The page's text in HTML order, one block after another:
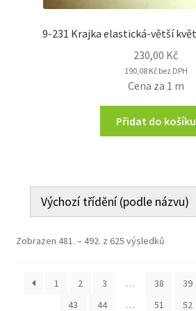
9-231 Krajka elastická-větší
230,00 Kč
190,08 Kčbez DPH
Cena za 1 m
Přidat do košíku
Zobrazen 481. – 492. z 625 výsledků
1 2 3 … 38 39
43
44 … 51 52